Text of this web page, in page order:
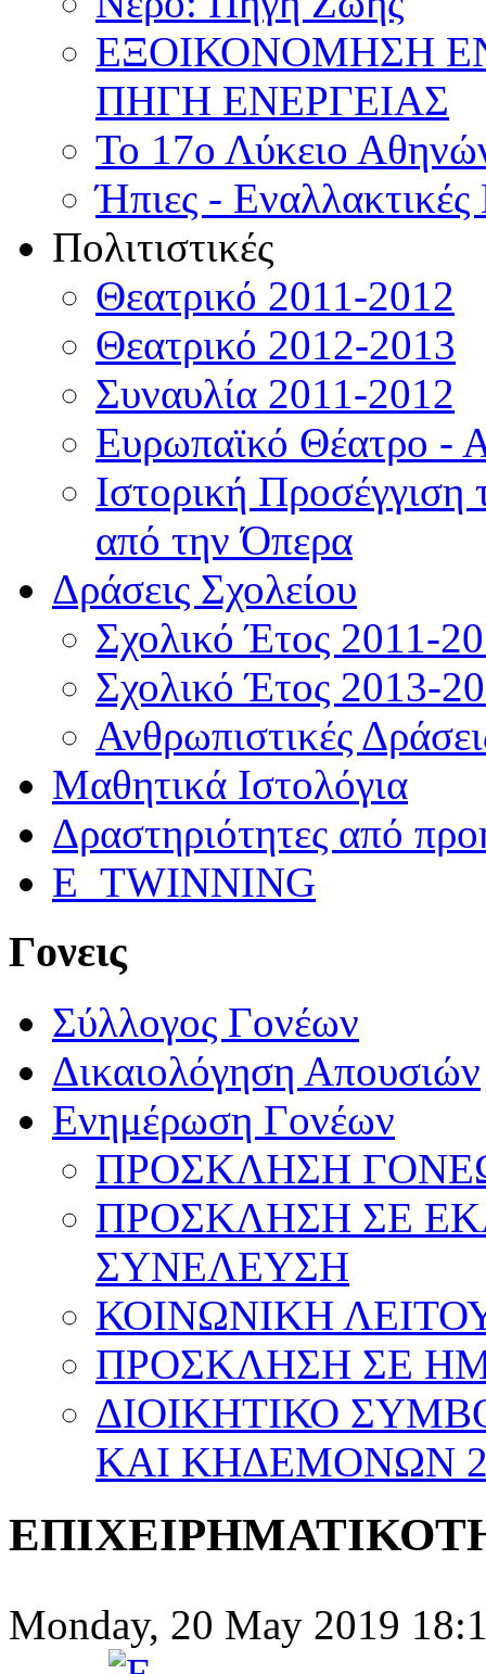
ΕΞΟΙΚΟΝΟΜΗΣΗ
ΠΗΓΗ ΕΝΕΡΓΕΙΑΣ
Το 17ο Λύκειο
Ήπιες -
Πολιτιστικές
Θεατρικό 2011-2012
Θεατρικό 2012-2013
Συναυλία 2011-2012
Ευρωπαϊκό Θέατρο -
Ιστορική
από την Όπερα
Δράσεις Σχολείου
Σχολικό Έτος 2011-
Σχολικό Έτος 2013-
Ανθρωπιστικές
Μαθητικά Ιστολόγια
Δραστηριότητες από
E_TWINNING
Γονεις
Σύλλογος Γονέων
Δικαιολόγηση Απουσιών
Ενημέρωση Γονέων
ΠΡΟΣΚΛΗΣΗ
ΠΡΟΣΚΛΗΣΗ ΣΕ
ΣΥΝΕΛΕΥΣΗ
ΚΟΙΝΩΝΙΚΗ
ΠΡΟΣΚΛΗΣΗ ΣΕ
ΔΙΟΙΚΗΤΙΚΟ
ΚΑΙ ΚΗΔΕΜΟΝΩΝ
Monday, 20 May 2019